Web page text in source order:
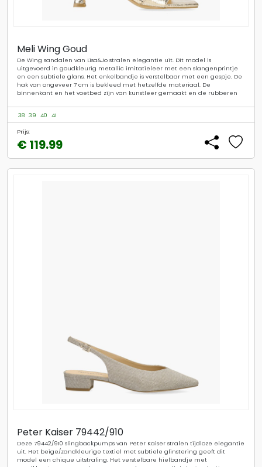
Meli Wing Goud
De Wing sandalen van Lisa&Jo stralen elegantie uit. Dit model is
uitgevoerd in goudkleurig metallic imitatieleer met een slangenprintje
en een subtiele glans. Het enkelbandje is verstelbaar met een gespje. De
hak van ongeveer 7 cm is bekleed met hetzelfde materiaal. De
binnenkant en het voetbed zijn van kunstleer gemaakt en de rubberen
38 39 40 41
Prijs:
€ 119.99
Peter Kaiser 79442/910
Deze 79442/910 slingbackpumps van Peter Kaiser stralen tijdloze elegantie
uit. Het beige/zandkleurige textiel met subtiele glinstering geeft dit
model een chique uitstraling. Het verstelbare hielbandje met